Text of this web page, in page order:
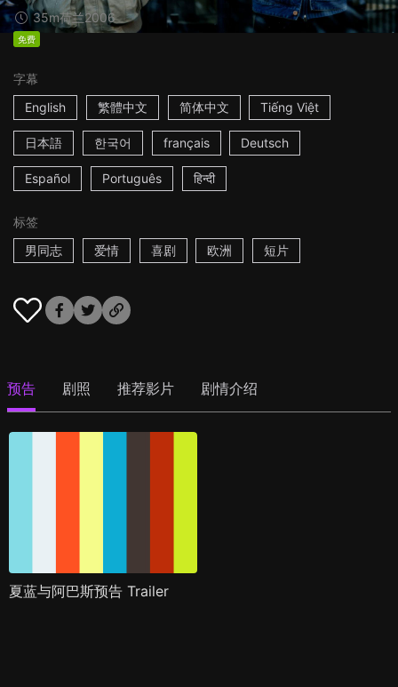
35m荷兰2006
免费
字幕
English
繁體中文 简体中文 Tiếng Việt
日本語 한국어 français Deutsch
Español Português हिन्दी
标签
男同志
爱情 喜剧 欧洲 短片
预告 剧照 推荐影片 剧情介绍
夏蓝与阿巴斯预告 Trailer